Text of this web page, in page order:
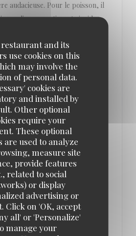
and its
use cookies on this
may involve the
of personal data.
cookies are
and installed by
Other optional
require your
These optional
are used to analyze
measure site
provide features
related to social
or display
advertising or
Click on 'OK, accept
all' or 'Personalize'
manage your
audacieuse. Pour le poisson, il
garantissant ainsi la
on retrouve les
homard, crevettes, volaille).
à la diable ou encore foie
à des prix défiant toute
10 € et 16 €).
est souvent faite aux abats.
vous ne serez pas déçus. Côté
entrecôte irlandaise est un
pouvez tout aussi bien vous
de viande et stoemp (16 €) ou
(entre 20 € et 28 €).
aussi le menu au rapport